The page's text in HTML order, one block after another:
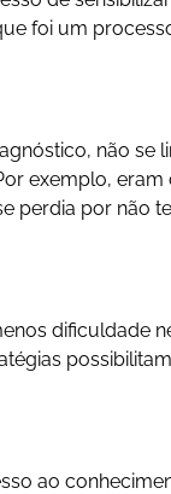
foi um
não se
exemplo,
perdia por não
dificuldade
ao